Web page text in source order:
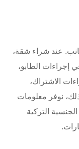
عند شراء شقة،
إجراءات الطابو،
الاشتراك،
ذلك، نوفر معلومات
التركية